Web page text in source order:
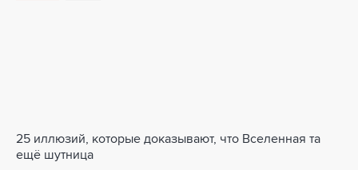
25 иллюзий, которые доказывают, что Вселенная та
ещё шутница